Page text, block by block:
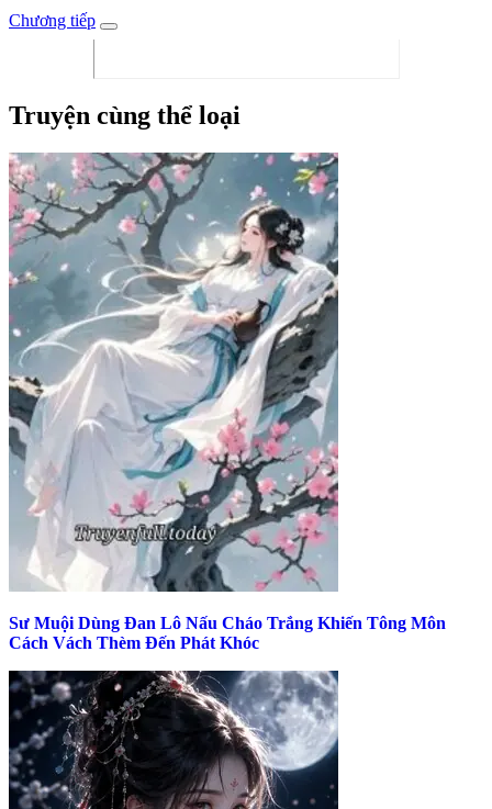
Chương tiếp
Truyện cùng thể loại
Sư Muội Dùng Đan Lô Nấu Cháo Trắng Khiến Tông Môn
Cách Vách Thèm Đến Phát Khóc